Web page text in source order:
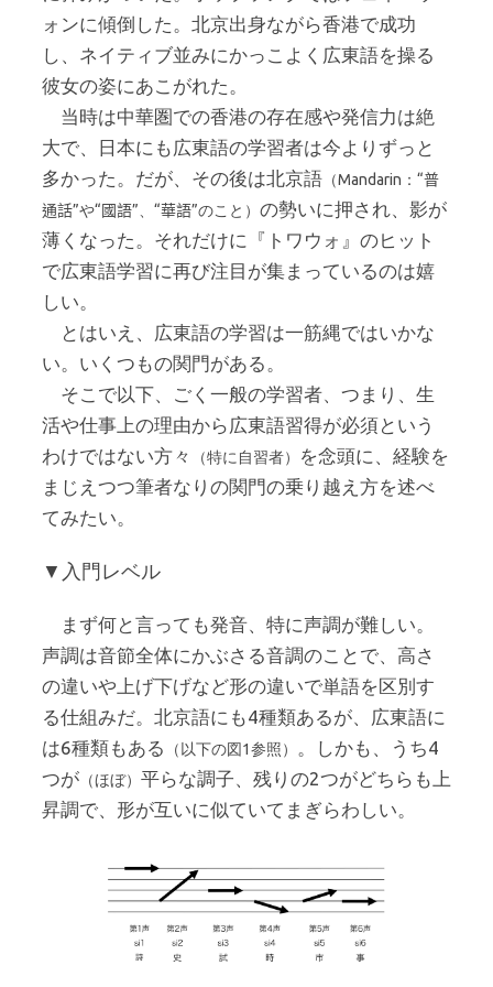
ォンに傾倒した。北京出身ながら香港で成功
し、ネイティブ並みにかっこよく広東語を操る
彼女の姿にあこがれた。
当時は中華圏での香港の存在感や発信力は絶
大で、日本にも広東語の学習者は今よりずっと
多かった。だが、その後は北京語 （Mandarin：“普
通話”や“ 國語”、“華語”のこと） の勢いに押され、影が
薄くなった。それだけに『トワウォ』のヒット
で広東語学習に再び注目が集まっているのは嬉
しい。
とはいえ、広東語の学習は一筋縄ではいかな
い。いくつもの関門がある。
そこで以下、ごく一般の学習者、つまり、生
活や仕事上の理由から広東語習得が必須という
わけではない方々
（特に自習者）
を念頭に、経験を
まじえつつ筆者なりの関門の乗り越え方を述べ
てみたい。
▼入門レベル
まず何と言っても発音、特に声調が難しい。
声調は音節全体にかぶさる音調のことで、高さ
の違いや上げ下げなど形の違いで単語を区別す
る仕組みだ。北京語にも4種類あるが、広東語に
は6種類もある
（以下の図1参照）
。しかも、うち4
つが （ほぼ） 平らな調子、残りの2つがどちらも上
昇調で、形が互いに似ていてまぎらわしい。